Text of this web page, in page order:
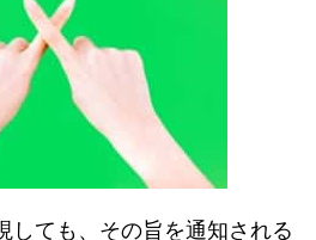
しても、その旨を通知される